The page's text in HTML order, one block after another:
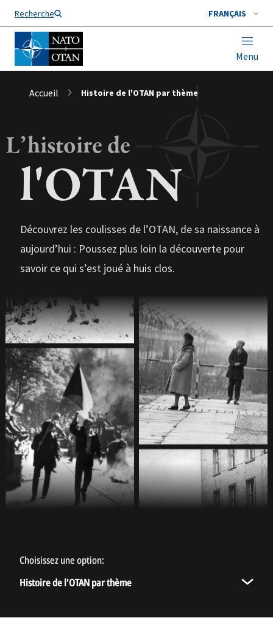
Recherche FRANÇAIS
Menu
Nom de famille*
Accueil Histoire de l'OTAN par thème
L’histoire de
l'OTAN
Découvrez les coulisses de l’OTAN, de sa naissance à
aujourd’hui : Poussez plus loin la découverte pour
savoir ce qui s’est joué à huis clos.
Choisissez une option:
Histoire de l’OTAN
Histoire de l'OTAN par thème